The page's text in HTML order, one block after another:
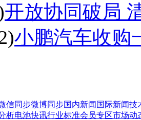
开放协同破局
小鹏汽车收购
信同步微博同步国内新闻 国际新闻技
析电池快讯行业标准会员专区市场动